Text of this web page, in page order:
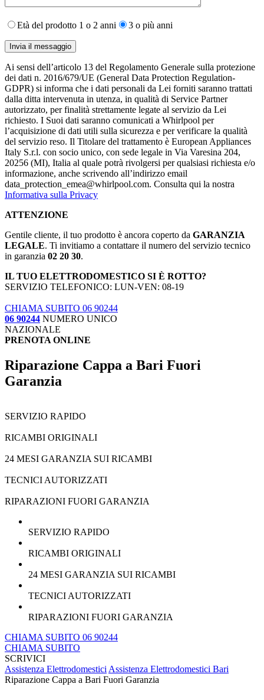
Età del prodotto 1 o 2 anni 3 o più anni
Ai sensi dell’articolo 13 del Regolamento Generale sulla protezione
dei dati n. 2016/679/UE (General Data Protection Regulation-
GDPR) si informa che i dati personali da Lei forniti saranno​ trattati
dalla ditta intervenuta in utenza,​ in qualità di Service Partner
autorizzato, per finalità strettamente legate al servizio da Lei
richiesto. I S​uoi dati saranno comunicati a Whirlpool per
l’acquisizione di dati utili sulla sicurezza e per verificare la qualità
del servizio reso. Il Titolare del trattamento è European Appliances
Italy S.r.l. con socio unico, con sede legale in Via Varesina 204,
20256 (MI), Italia al quale potrà rivolgersi per qualsiasi richiesta e/o
informazione, anche scrivendo all’indirizzo email
data_protection_emea@whirlpool.com. Consulta qui la nostra
Informativa sulla Privacy
ATTENZIONE
Gentile cliente, il tuo prodotto è ancora coperto da GARANZIA
LEGALE. Ti invitiamo a contattare il numero del servizio tecnico
in garanzia 02 20 30.
IL TUO ELETTRODOMESTICO SI È ROTTO?
SERVIZIO TELEFONICO: LUN-VEN: 08-19
CHIAMA SUBITO 06 90244
06 90244 NUMERO UNICO
NAZIONALE
PRENOTA ONLINE
Riparazione Cappa a Bari Fuori
Garanzia
SERVIZIO RAPIDO
RICAMBI ORIGINALI
24 MESI GARANZIA SUI RICAMBI
TECNICI AUTORIZZATI
RIPARAZIONI FUORI GARANZIA
SERVIZIO RAPIDO
RICAMBI ORIGINALI
24 MESI GARANZIA SUI RICAMBI
TECNICI AUTORIZZATI
RIPARAZIONI FUORI GARANZIA
CHIAMA SUBITO 06 90244
CHIAMA SUBITO
SCRIVICI
Assistenza ElettrodomesticiAssistenza Elettrodomestici Bari
Riparazione Cappa a Bari Fuori Garanzia